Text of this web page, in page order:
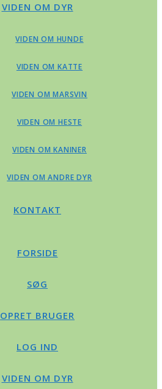
VIDEN OM DYR
VIDEN OM HUNDE
VIDEN OM KATTE
VIDEN OM MARSVIN
VIDEN OM HESTE
VIDEN OM KANINER
VIDEN OM ANDRE DYR
KONTAKT
FORSIDE
SØG
OPRET BRUGER
LOG IND
VIDEN OM DYR